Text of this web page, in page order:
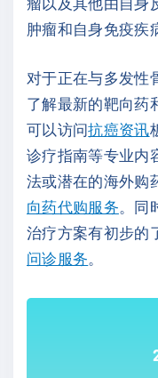
肿瘤和自身免疫疾
对于正在与多发性
了解最新的靶向药
可以访问抗癌资讯
诊疗指南等专业内
法或潜在的海外购
向药代购服务 。
治疗方案有初步的
问诊服务